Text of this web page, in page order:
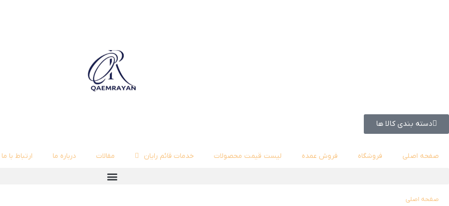
دسته بندی کالا ها
صفحه اصلی فروشگاه فروش عمده لیست قیمت محصولات خدمات قائم رایان مقالات درباره ما ارتباط با ما
صفحه اصلی